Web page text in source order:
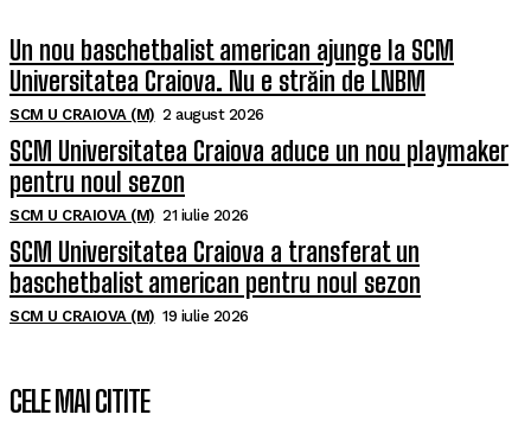
Un nou baschetbalist american ajunge la SCM
Universitatea Craiova. Nu e străin de LNBM
SCM U CRAIOVA (M) 2 august 2026
SCM Universitatea Craiova aduce un nou playmaker
pentru noul sezon
SCM U CRAIOVA (M) 21 iulie 2026
SCM Universitatea Craiova a transferat un
baschetbalist american pentru noul sezon
SCM U CRAIOVA (M) 19 iulie 2026
CELE MAI CITITE